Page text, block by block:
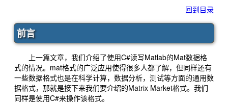
回到目录
前言
上一篇文章，我们介绍了使用C#读写Matlab的Mat数据格
式的情况。mat格式的广泛应用使得很多人都了解，但同样还有
一些数据格式也是在科学计算，数据分析，测试等方面的通用数
据格式，那就是接下来我们要介绍的Matrix Market格式。我们
同样是使用C#来操作该格式。